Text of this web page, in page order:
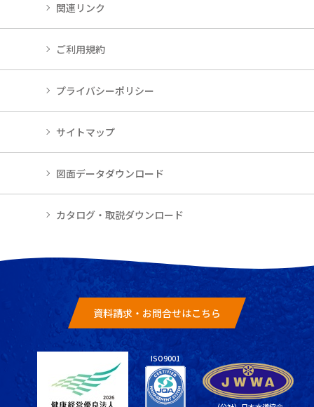
資料請求・お問合せはこちら
ISO9001
関連リンク
ご利用規約
プライバシーポリシー
サイトマップ
図面データダウンロード
カタログ・取説ダウンロード